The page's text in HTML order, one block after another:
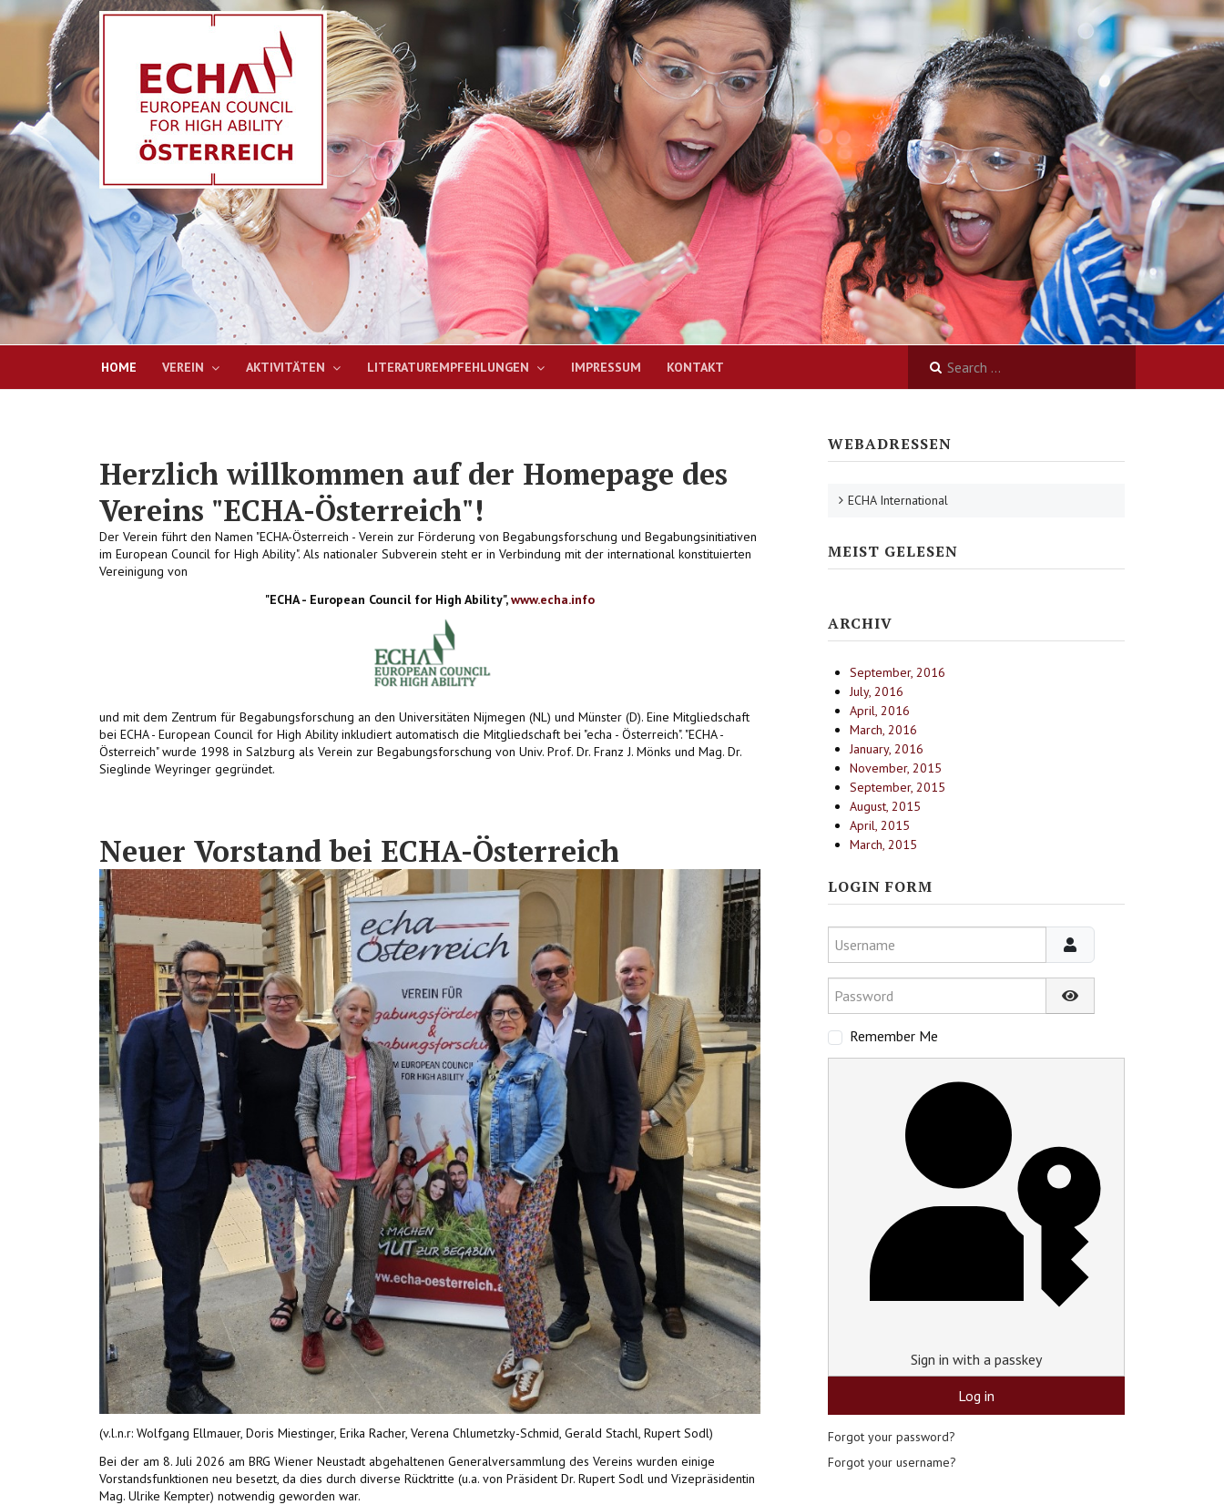
HOME VEREIN AKTIVITÄTEN LITERATUREMPFEHLUNGEN IMPRESSUM KONTAKT
Herzlich willkommen auf der Homepage des
Vereins "ECHA-Österreich"!
Der Verein führt den Namen "ECHA-Österreich - Verein zur Förderung von Begabungsforschung und Begabungsinitiativen
im European Council for High Ability". Als nationaler Subverein steht er in Verbindung mit der international konstituierten
Vereinigung von
"ECHA - European Council for High Ability",www.echa.info
und mit dem Zentrum für Begabungsforschung an den Universitäten Nijmegen (NL) und Münster (D). Eine Mitgliedschaft
bei ECHA - European Council for High Ability inkludiert automatisch die Mitgliedschaft bei "echa - Österreich". "ECHA -
Österreich" wurde 1998 in Salzburg als Verein zur Begabungsforschung von Univ. Prof. Dr. Franz J. Mönks und Mag. Dr.
Sieglinde Weyringer gegründet.
Neuer Vorstand bei ECHA-Österreich
(v.l.n.r: Wolfgang Ellmauer, Doris Miestinger, Erika Racher, Verena Chlumetzky-Schmid, Gerald Stachl, Rupert Sodl)
Bei der am 8. Juli 2026 am BRG Wiener Neustadt abgehaltenen Generalversammlung des Vereins wurden einige
Vorstandsfunktionen neu besetzt, da dies durch diverse Rücktritte (u.a. von Präsident Dr. Rupert Sodl und Vizepräsidentin
Mag. Ulrike Kempter) notwendig geworden war.
WEBADRESSEN
ECHA International
MEIST GELESEN
ARCHIV
September, 2016
July, 2016
April, 2016
March, 2016
January, 2016
November, 2015
September, 2015
August, 2015
April, 2015
March, 2015
LOGIN FORM
Username
Password
Show Password
Remember Me
Sign in with a passkey
Log in
Forgot your password?
Forgot your username?